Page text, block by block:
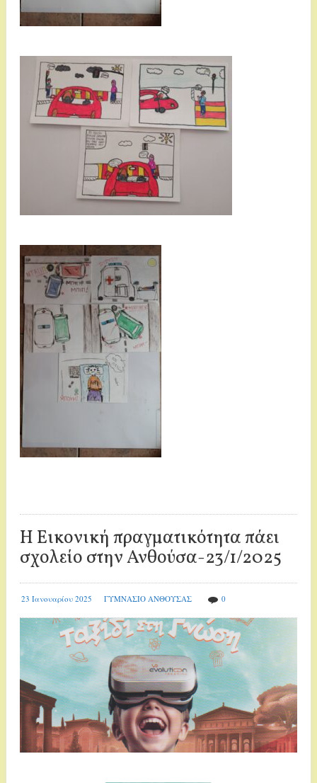
Η Εικονική πραγματικότητα πάει
σχολείο στην Ανθούσα-23/1/2025
23 Ιανουαρίου 2025 ΓΥΜΝΑΣΙΟ ΑΝΘΟΥΣΑΣ 0